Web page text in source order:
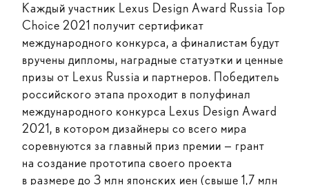
Каждый участник Lexus Design Award Russia Top
Choice 2021 получит сертификат
международного конкурса, а финалистам будут
вручены дипломы, наградные статуэтки и ценные
призы от Lexus Russia и партнеров. Победитель
российского этапа проходит в полуфинал
международного конкурса Lexus Design Award
2021, в котором дизайнеры со всего мира
соревнуются за главный приз премии — грант
на создание прототипа своего проекта
в размере до 3 млн японских иен (свыше 1,7 млн